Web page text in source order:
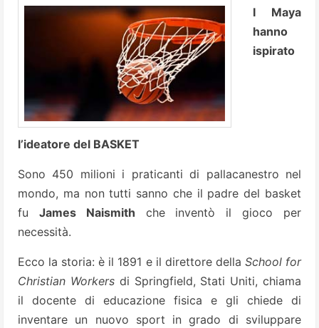
I Maya
hanno
ispirato
l’ideatore del BASKET
Sono 450 milioni i praticanti di pallacanestro nel
mondo, ma non tutti sanno che il padre del basket
fu James Naismith che inventò il gioco per
necessità.
Ecco la storia: è il 1891 e il direttore della School for
Christian Workersdi Springfield, Stati Uniti, chiama
il docente di educazione fisica e gli chiede di
inventare un nuovo sport in grado di sviluppare